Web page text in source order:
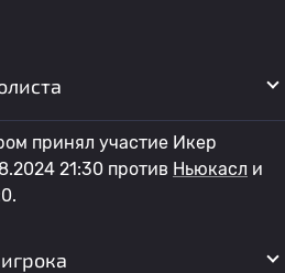
принял участие Икер
21:30 против Ньюкасл и